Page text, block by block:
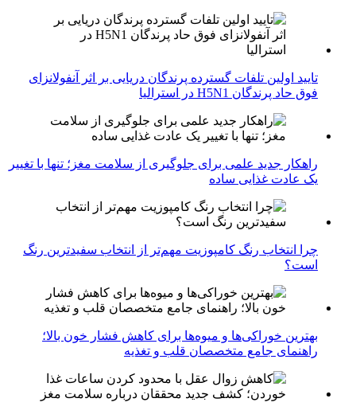
تایید اولین تلفات گسترده پرندگان دریایی بر اثر آنفولانزای
فوق حاد پرندگان H5N1 در استرالیا
راهکار جدید علمی برای جلوگیری از سلامت مغز؛ تنها با تغییر
یک عادت غذایی ساده
چرا انتخاب رنگ کامپوزیت مهم‌تر از انتخاب سفیدترین رنگ
است؟
بهترین خوراکی‌ها و میوه‌ها برای کاهش فشار خون بالا؛
راهنمای جامع متخصصان قلب و تغذیه